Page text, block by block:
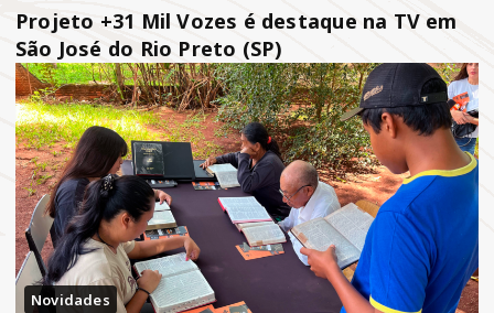
Projeto +31 Mil Vozes é destaque na TV em
São José do Rio Preto (SP)
Novidades